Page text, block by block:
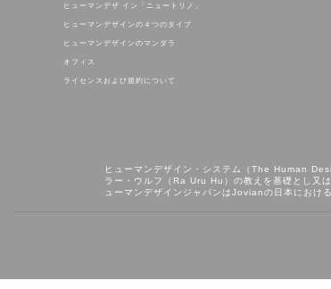
ヒューマンデザ イン「ニュートリノ」
ヒューマンデザインの４つのタイプ
ヒューマンデザインのマンダラ
オフィス
ライセンスおよび規約について
ヒューマンデザイン・システム（The Human
ラー・ウルフ（Ra Uru Hu）の教えを基礎とし⼜
ューマンデザインジャパンはJovianの日本におけ